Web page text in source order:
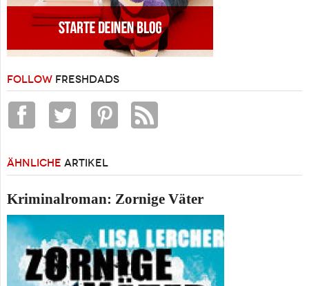
FOLLOW FRESHDADS
ÄHNLICHE ARTIKEL
Kriminalroman: Zornige Väter